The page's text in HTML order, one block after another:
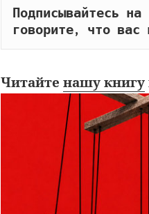
Подписывайтесь
говорите, что вас
Читайтенашу книгу